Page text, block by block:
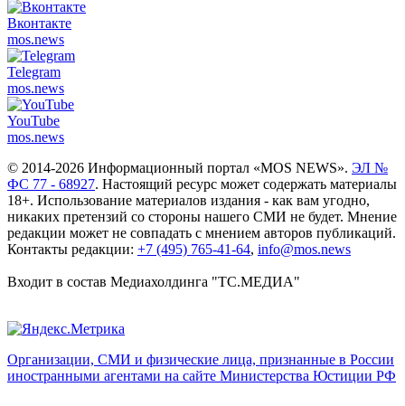
Вконтакте
mos.news
Telegram
mos.news
YouTube
mos.news
© 2014-2026 Информационный портал «MOS NEWS». ЭЛ №
ФС 77 - 68927. Настоящий ресурс может содержать материалы
18+. Использование материалов издания - как вам угодно,
никаких претензий со стороны нашего СМИ не будет. Мнение
редакции может не совпадать с мнением авторов публикаций.
Контакты редакции: +7 (495) 765-41-64, info@mos.news
Входит в состав Медиахолдинга "ТС.МЕДИА"
Организации, СМИ и физические лица, признанные в России
иностранными агентами на сайте Министерства Юстиции РФ